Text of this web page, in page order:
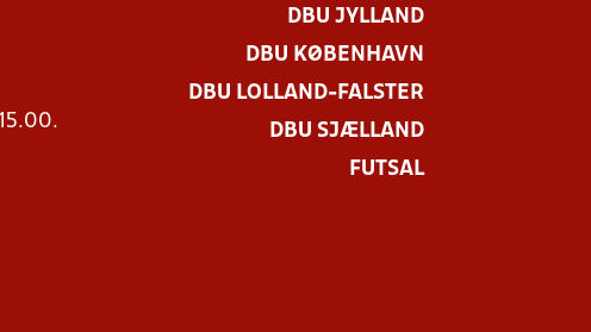
DBU JYLLAND
DBU KØBENHAVN
DBU LOLLAND-FALSTER
DBU SJÆLLAND
FUTSAL